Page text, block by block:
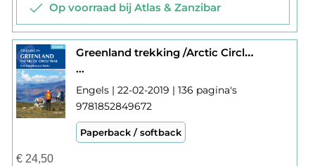
Op voorraad bij Atlas & Zanzibar
Greenland trekking /Arctic Circle Trail
...
Engels | 22-02-2019 | 136 pagina's
9781852849672
Paperback / softback
€24,50